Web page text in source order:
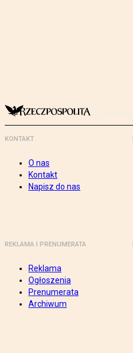
KONTAKT
O nas
Kontakt
Napisz do nas
REKLAMA I PRENUMERATA
Reklama
Ogłoszenia
Prenumerata
Archiwum